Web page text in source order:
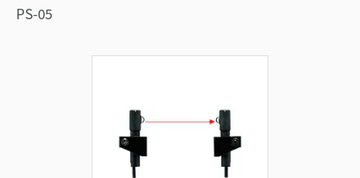
PS-05